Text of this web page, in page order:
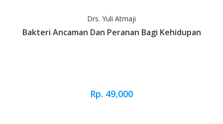
Drs. Yuli Atmaji
Bakteri Ancaman Dan Peranan Bagi Kehidupan
Rp. 49,000